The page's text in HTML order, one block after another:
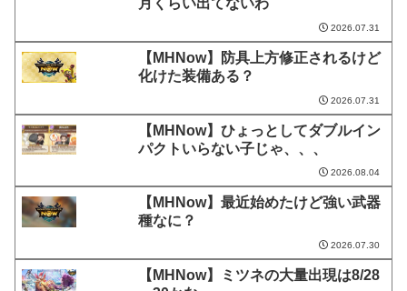
月くらい出てないわ
2026.07.31
【MHNow】防具上方修正されるけど
化けた装備ある？
2026.07.31
【MHNow】ひょっとしてダブルイン
パクトいらない子じゃ、、、
2026.08.04
【MHNow】最近始めたけど強い武器
種なに？
2026.07.30
【MHNow】ミツネの大量出現は8/28